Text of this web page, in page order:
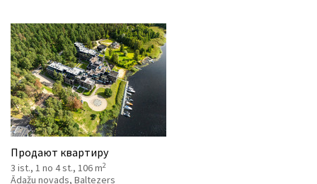
Продают квартиру
3 ist., 1 no 4 st., 106 m2
Ādažu novads, Baltezers